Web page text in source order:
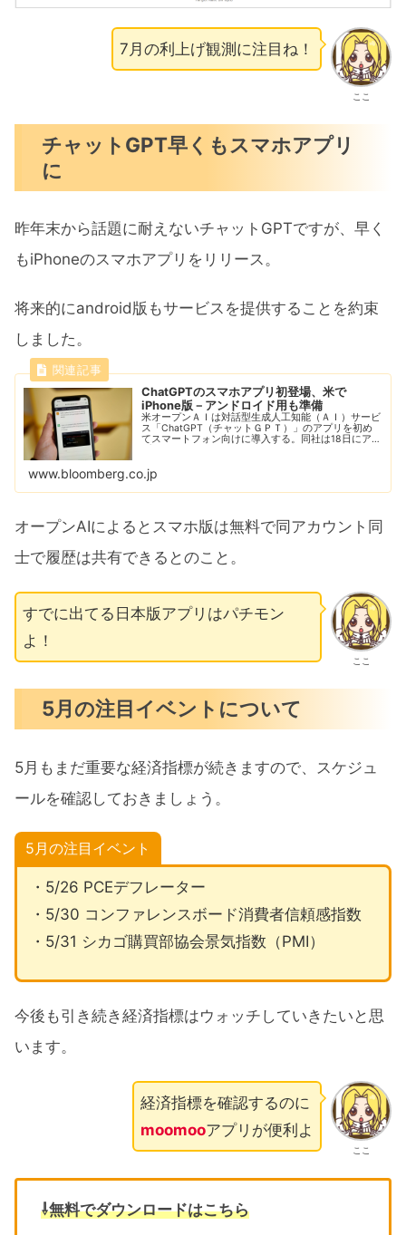
ここ
7月の利上げ観測に注目ね！
チャットGPT早くもスマホアプリ
に
昨年末から話題に耐えないチャットGPTですが、早く
もiPhoneのスマホアプリをリリース。
将来的にandroid版もサービスを提供することを約束
しました。
ChatGPTのスマホアプリ初登場、米で
iPhone版－アンドロイド用も準備
米オープンＡＩは対話型生成人工知能（ＡＩ）サービ
ス「ChatGPT（チャットＧＰＴ）」のアプリを初め
てスマートフォン向けに導入する。同社は18日にアッ
www.bloomberg.co.jp
オープンAIによるとスマホ版は無料で同アカウント同
士で履歴は共有できるとのこと。
ここ
すでに出てる日本版アプリはパチモン
よ！
5月の注目イベントについて
5月もまだ重要な経済指標が続きますので、スケジュ
ールを確認しておきましょう。
5月の注目イベント
・5/26 PCEデフレーター
・5/30 コンファレンスボード消費者信頼感指数
・5/31 シカゴ購買部協会景気指数（PMI）
今後も引き続き経済指標はウォッチしていきたいと思
います。
ここ
経済指標を確認するのに
moomooアプリが便利よ
⇩無料でダウンロードはこちら